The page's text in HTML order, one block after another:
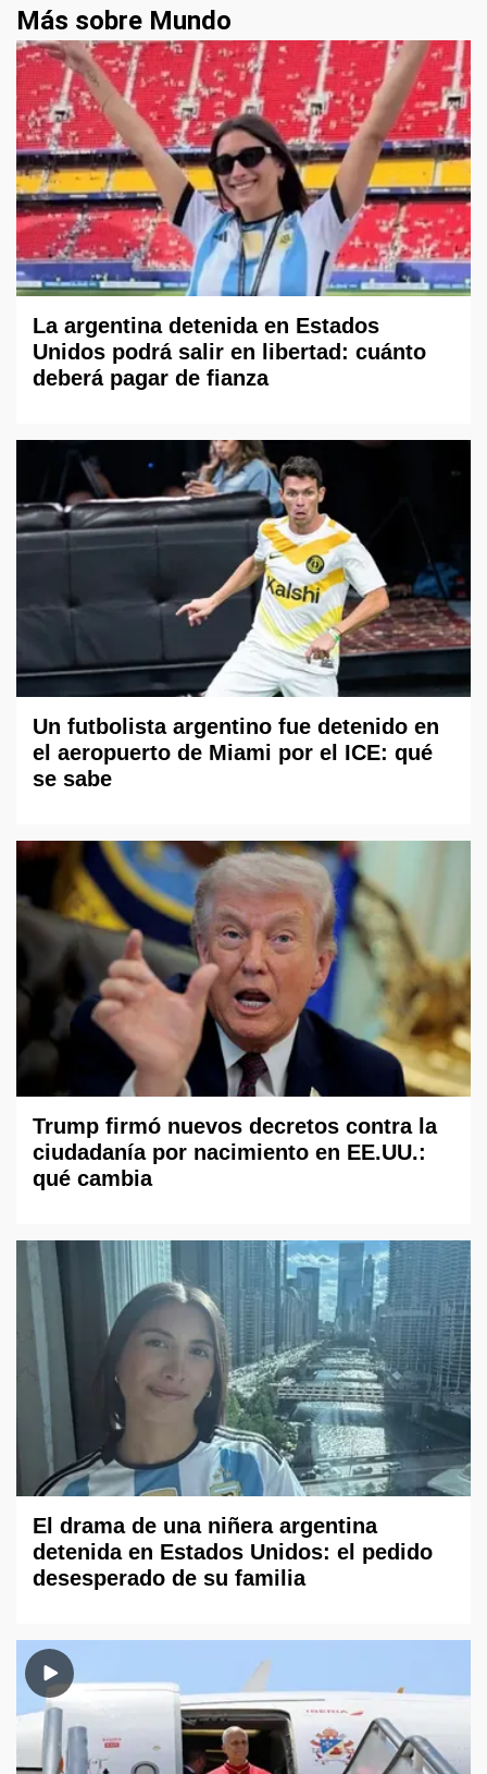
Más sobre Mundo
La argentina detenida en Estados
Unidos podrá salir en libertad: cuánto
deberá pagar de fianza
Un futbolista argentino fue detenido en
el aeropuerto de Miami por el ICE: qué
se sabe
Trump firmó nuevos decretos contra la
ciudadanía por nacimiento en EE.UU.:
qué cambia
El drama de una niñera argentina
detenida en Estados Unidos: el pedido
desesperado de su familia